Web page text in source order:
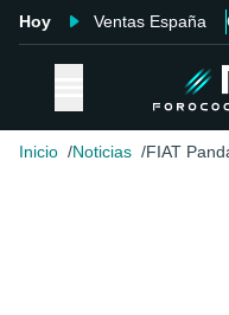
Hoy Ventas España
Inicio Noticias FIAT